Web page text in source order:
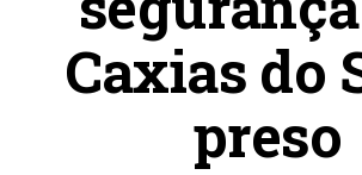
Caxias do
preso